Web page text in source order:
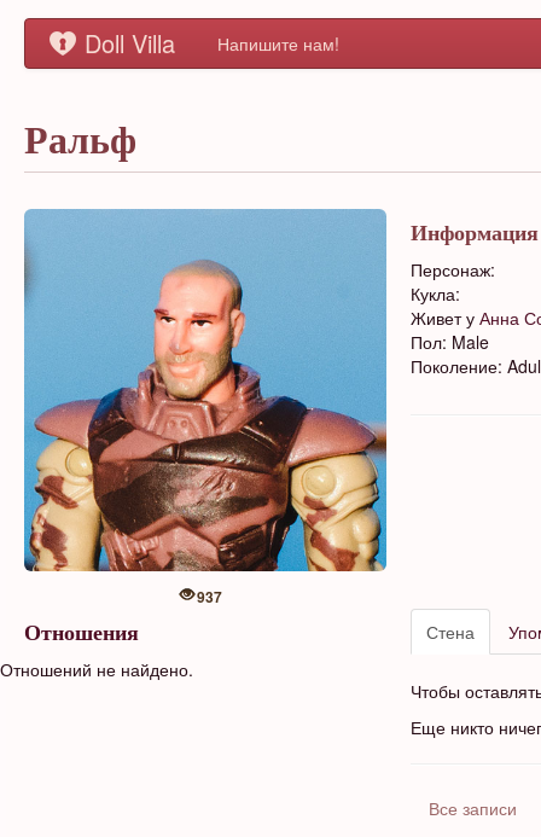
Doll Villa Напишите нам!
Ральф
937
Информация
Персонаж:
Кукла:
Живет у Анна
Пол: Male
Поколение:
Отношения
Отношений не найдено.
Стена
Чтобы
Еще никто
Все записи